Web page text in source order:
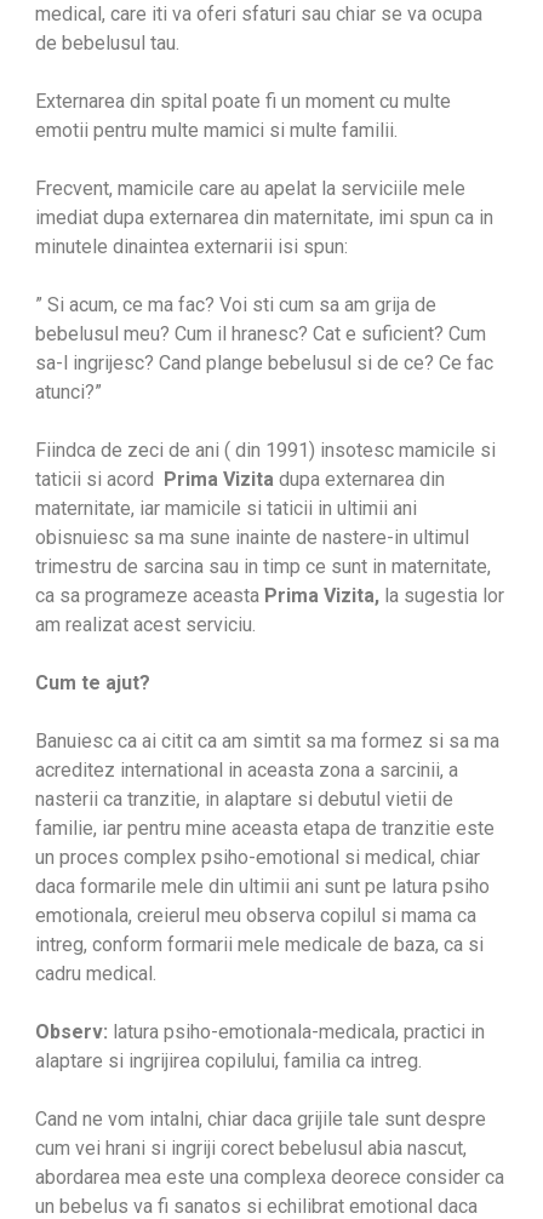
medical, care iti va oferi sfaturi sau chiar se va ocupa
de bebelusul tau.
Externarea din spital poate fi un moment cu multe
emotii pentru multe mamici si multe familii.
Frecvent, mamicile care au apelat la serviciile mele
imediat dupa externarea din maternitate, imi spun ca in
minutele dinaintea externarii isi spun:
” Si acum, ce ma fac? Voi sti cum sa am grija de
bebelusul meu? Cum il hranesc? Cat e suficient? Cum
sa-l ingrijesc? Cand plange bebelusul si de ce? Ce fac
atunci?”
Fiindca de zeci de ani ( din 1991) insotesc mamicile si
taticii si acord Prima Vizitadupa externarea din
maternitate, iar mamicile si taticii in ultimii ani
obisnuiesc sa ma sune inainte de nastere-in ultimul
trimestru de sarcina sau in timp ce sunt in maternitate,
ca sa programeze aceasta Prima Vizita,la sugestia lor
am realizat acest serviciu.
Cum te ajut?
Banuiesc ca ai citit ca am simtit sa ma formez si sa ma
acreditez international in aceasta zona a sarcinii, a
nasterii ca tranzitie, in alaptare si debutul vietii de
familie, iar pentru mine aceasta etapa de tranzitie este
un proces complex psiho-emotional si medical, chiar
daca formarile mele din ultimii ani sunt pe latura psiho
emotionala, creierul meu observa copilul si mama ca
intreg, conform formarii mele medicale de baza, ca si
cadru medical.
Observ: latura psiho-emotionala-medicala, practici in
alaptare si ingrijirea copilului, familia ca intreg.
Cand ne vom intalni, chiar daca grijile tale sunt despre
cum vei hrani si ingriji corect bebelusul abia nascut,
abordarea mea este una complexa deorece consider ca
un bebelus va fi sanatos si echilibrat emotional daca